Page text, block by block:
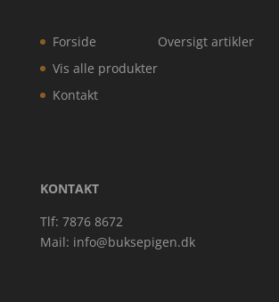
Forside
Vis alle produkter
Kontakt
Oversigt artikler
KONTAKT
Tlf: 7876 8672
Mail: info@buksepigen.dk